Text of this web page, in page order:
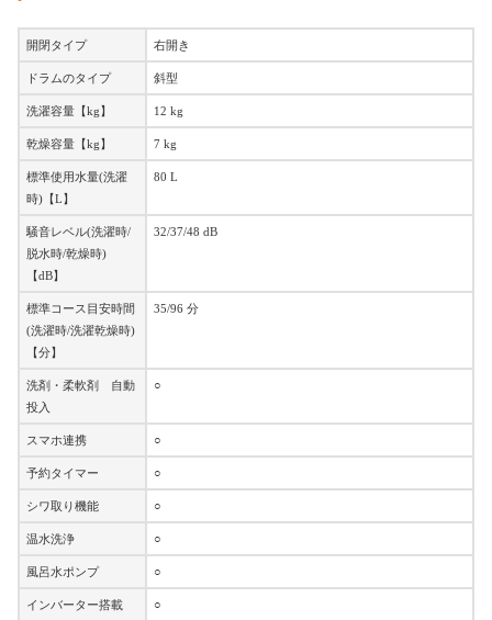
開閉タイプ 右開き
ドラムのタイプ 斜型
洗濯容量【kg】 12 kg
乾燥容量【kg】 7 kg
標準使用水量(洗濯
時)【L】
80 L
騒音レベル(洗濯時/
脱水時/乾燥時)
【dB】
32/37/48 dB
標準コース目安時間
(洗濯時/洗濯乾燥時)
【分】
35/96 分
洗剤・柔軟剤 自動
投入
○
スマホ連携 ○
予約タイマー ○
シワ取り機能 ○
温水洗浄 ○
風呂水ポンプ ○
インバーター搭載 ○